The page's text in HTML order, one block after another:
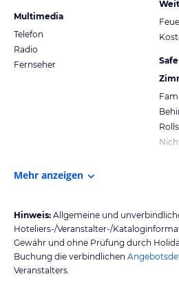
Multimedia
Telefon
Radio
Fernseher
Safe
Mehr anzeigen
Hinweis: Allgemeine und
Hoteliers-/Veranstalter-/
Gewähr und ohne Prüfung durch
Buchung die verbindlichen
Veranstalters.